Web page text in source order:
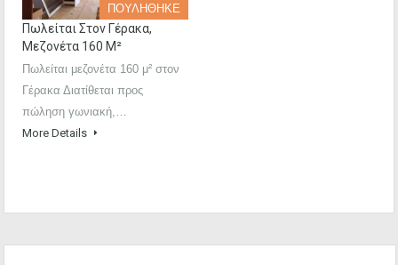
ΠΟΥΛΗΘΗΚΕ
Πωλείται Στον Γέρακα,
Μεζονέτα 160 Μ²
Πωλείται μεζονέτα 160 μ² στον
Γέρακα Διατίθεται προς
πώληση γωνιακή,…
More Details